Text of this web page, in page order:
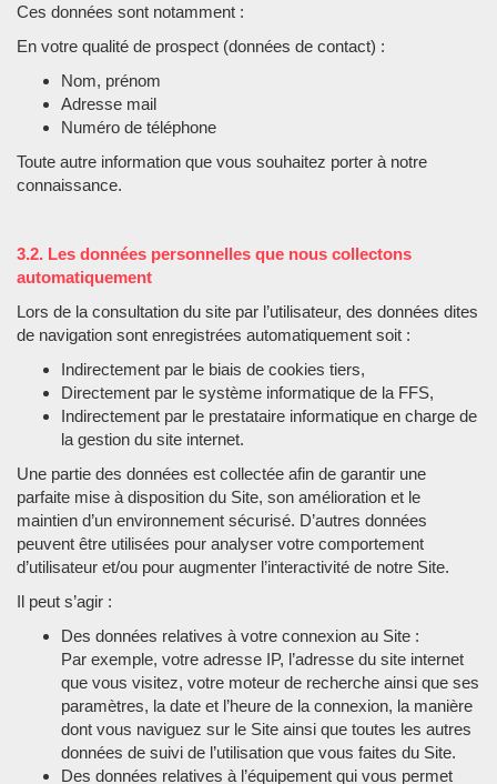
Ces données sont notamment :
En votre qualité de prospect (données de contact) :
Nom, prénom
Adresse mail
Numéro de téléphone
Toute autre information que vous souhaitez porter à notre
connaissance.
3.2. Les données personnelles que nous collectons
automatiquement
Lors de la consultation du site par l’utilisateur, des données dites
de navigation sont enregistrées automatiquement soit :
Indirectement par le biais de cookies tiers,
Directement par le système informatique de la FFS,
Indirectement par le prestataire informatique en charge de
la gestion du site internet.
Une partie des données est collectée afin de garantir une
parfaite mise à disposition du Site, son amélioration et le
maintien d’un environnement sécurisé. D’autres données
peuvent être utilisées pour analyser votre comportement
d’utilisateur et/ou pour augmenter l’interactivité de notre Site.
Il peut s’agir :
Des données relatives à votre connexion au Site :
Par exemple, votre adresse IP, l’adresse du site internet
que vous visitez, votre moteur de recherche ainsi que ses
paramètres, la date et l’heure de la connexion, la manière
dont vous naviguez sur le Site ainsi que toutes les autres
données de suivi de l’utilisation que vous faites du Site.
Des données relatives à l’équipement qui vous permet